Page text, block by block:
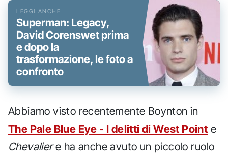
Superman: Legacy,
David Corenswet prima
e dopo la
trasformazione, le foto a
confronto
Abbiamo visto recentemente Boynton in
The Pale Blue Eye - I delitti di West Point e
Chevaliere ha anche avuto un piccolo ruolo